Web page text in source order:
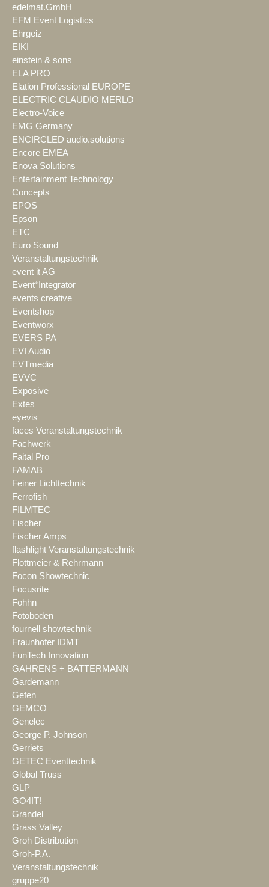
edelmat.GmbH
EFM Event Logistics
Ehrgeiz
EIKI
einstein & sons
ELA PRO
Elation Professional EUROPE
ELECTRIC CLAUDIO MERLO
Electro-Voice
EMG Germany
ENCIRCLED audio.solutions
Encore EMEA
Enova Solutions
Entertainment Technology
Concepts
EPOS
Epson
ETC
Euro Sound
Veranstaltungstechnik
event it AG
Event*Integrator
events creative
Eventshop
Eventworx
EVERS PA
EVI Audio
EVTmedia
EVVC
Exposive
Extes
eyevis
faces Veranstaltungstechnik
Fachwerk
Faital Pro
FAMAB
Feiner Lichttechnik
Ferrofish
FILMTEC
Fischer
Fischer Amps
flashlight Veranstaltungstechnik
Flottmeier & Rehrmann
Focon Showtechnic
Focusrite
Fohhn
Fotoboden
fournell showtechnik
Fraunhofer IDMT
FunTech Innovation
GAHRENS + BATTERMANN
Gardemann
Gefen
GEMCO
Genelec
George P. Johnson
Gerriets
GETEC Eventtechnik
Global Truss
GLP
GO4IT!
Grandel
Grass Valley
Groh Distribution
Groh-P.A.
Veranstaltungstechnik
gruppe20